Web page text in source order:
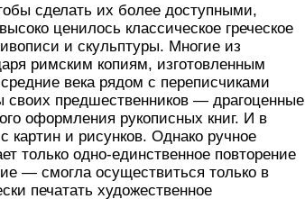
сделать их более доступными,
ценилось классическое греческое
и скульптуры. Многие из
римским копиям, изготовленным
века рядом с переписчиками
своих предшественников — драгоценные
оформления рукописных книг. И в
картин и рисунков. Однако ручное
только одно-единственное повторение
— смогла осуществиться только в
печатать художественное